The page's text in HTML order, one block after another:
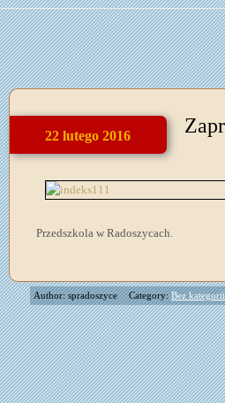
22 lutego 2016
Przedszkola w Radoszycach.
Author: spradoszyce Category:Bez kategorii